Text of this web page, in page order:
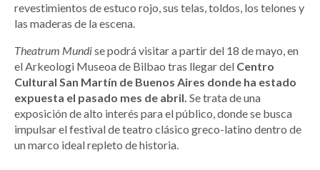
revestimientos de estuco rojo, sus telas, toldos, los telones y
las maderas de la escena.
Theatrum Mundise podrá visitar a partir del 18 de mayo, en
el Arkeologi Museoa de Bilbao tras llegar del Centro
Cultural San Martín de Buenos Aires donde ha estado
expuesta el pasado mes de abril. Se trata de una
exposición de alto interés para el público, donde se busca
impulsar el festival de teatro clásico greco-latino dentro de
un marco ideal repleto de historia.